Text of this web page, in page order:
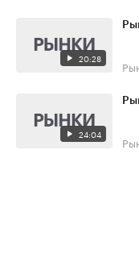
20:28
24:04